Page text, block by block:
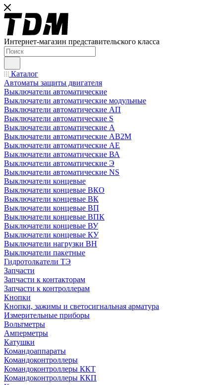
Интернет-магазин представительского класса
Каталог
Автоматы защиты двигателя
Выключатели автоматические
Выключатели автоматические модульные
Выключатели автоматические АП
Выключатели автоматические S
Выключатели автоматические А
Выключатели автоматические АВ2М
Выключатели автоматические АЕ
Выключатели автоматические ВА
Выключатели автоматические Э
Выключатели автоматические NS
Выключатели концевые
Выключатели концевые ВКО
Выключатели концевые ВК
Выключатели концевые ВП
Выключатели концевые ВПК
Выключатели концевые ВУ
Выключатели концевые КУ
Выключатели нагрузки ВН
Выключатели пакетные
Гидротолкатели ТЭ
Запчасти
Запчасти к контакторам
Запчасти к контроллерам
Кнопки
Кнопки, зажимы и светосигнальная арматура
Измерительные приборы
Вольтметры
Амперметры
Катушки
Командоаппараты
Командоконтроллеры
Командоконтроллеры ККТ
Командоконтроллеры ККП